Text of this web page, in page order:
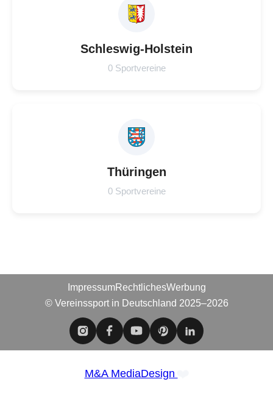
Schleswig-Holstein
0 Sportvereine
Thüringen
0 Sportvereine
ImpressumRechtlichesWerbung
© Vereinssport in Deutschland 2025–2026
M&A MediaDesign